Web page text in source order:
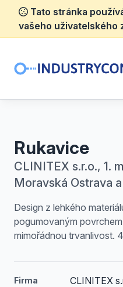
Tato stránka
vašeho uživatelského
Rukavice
CLINITEX s.r.o., 1.
Moravská Ostrava
Design z lehkého
pogumovaným
mimořádnou trvanlivost.
Firma CLINITEX